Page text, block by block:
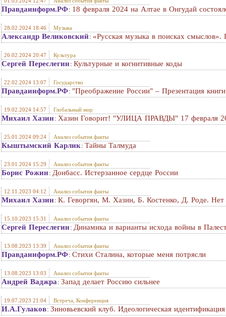
Правдаинформ.РФ: 18 февраля 2024 на Алтае в Онгудай
28.02.2024 18:46 Музыка
Александр Великовский: «Русская музыка в поисках смыслов».
26.02.2024 20:47 Культура
Сергей Переслегин: Культурные и когнитивные коды
22.02.2024 13:07 Государство
Правдаинформ.РФ: "Преображение России" – Презентация
19.02.2024 14:57 Глобальный мир
Михаил Хазин: Хазин Говорит! "УЛИЦА ПРАВДЫ" 17 февраля
25.01.2024 09:24 Анализ события факты
Кыштымский Карлик : Тайны Талмуда
23.01.2024 15:29 Анализ события факты
Борис Рожин: Донбасс. Истерзанное сердце России
12.11.2023 04:12 Анализ события факты
Михаил Хазин: К. Геворгян, М. Хазин, Б. Костенко, Д. Роде. Нет
15.10.2023 15:31 Анализ события факты
Сергей Переслегин: Динамика и варианты исхода войны в
13.08.2023 13:39 Анализ события факты
Правдаинформ.РФ: Стихи Сталина, которые меня потрясли
13.08.2023 13:03 Анализ события факты
Андрей Ваджра : Запад делает Россию сильнее
19.07.2023 21:04 Встреча, Конференция
И.А.Гулаков: Зиновьевский клуб. Идеологическая